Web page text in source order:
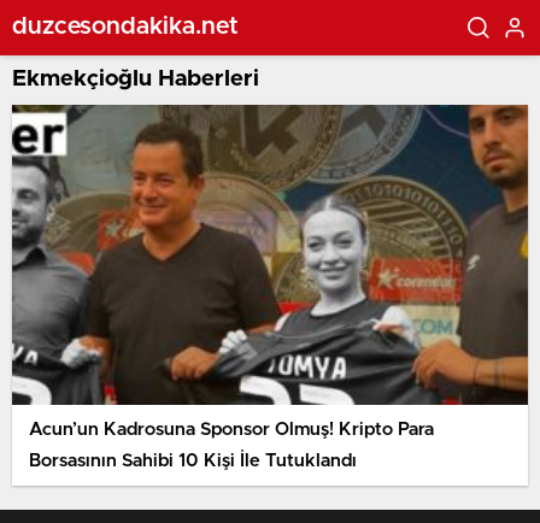
duzcesondakika.net
Ekmekçioğlu Haberleri
Acun’un Kadrosuna Sponsor Olmuş! Kripto Para
Borsasının Sahibi 10 Kişi İle Tutuklandı